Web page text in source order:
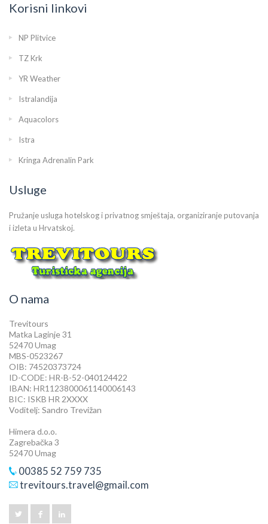
Korisni linkovi
NP Plitvice
TZ Krk
YR Weather
Istralandija
Aquacolors
Istra
Kringa Adrenalin Park
Usluge
Pružanje usluga hotelskog i privatnog smještaja, organiziranje putovanja
i izleta u Hrvatskoj.
O nama
Trevitours
Matka Laginje 31
52470 Umag
MBS-0523267
OIB: 74520373724
ID-CODE: HR-B-52-040124422
IBAN: HR1123800061140006143
BIC: ISKB HR 2XXXX
Voditelj: Sandro Trevižan
Himera d.o.o.
Zagrebačka 3
52470 Umag
00385 52 759 735
trevitours.travel@gmail.com